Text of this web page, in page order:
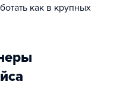
как в крупных